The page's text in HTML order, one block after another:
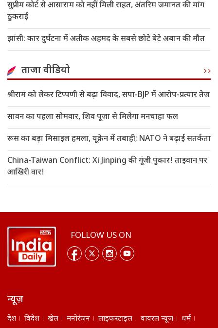
सुप्रीम कोर्ट से आसाराम को नहीं मिली राहत, अंतरिम जमानत की मांग
ठुकराई
झांसी: कार दुर्घटना में अतीक अहमद के सबसे छोटे बेटे अबान की मौत
ताजा वीडियो
श्रीराम को लेकर टिप्पणी से बढ़ा विवाद, सपा-BJP में आरोप-प्रत्यार तेज
सावन का पहला सोमवार, शिव पूजा से मिलेगा मनचाहा फल
रूस का बड़ा मिसाइल हमला, यूक्रेन में तबाही; NATO ने बढ़ाई सतर्कता
China-Taiwan Conflict: Xi Jinping की गूंजी पुकार! ताइवान पर
आखिरी वार!
FOLLOW US ON
न्यूज़
देश विदेश खेल मनोरंजन लाइफस्टाइल वायरल न्यूज़
धर्म